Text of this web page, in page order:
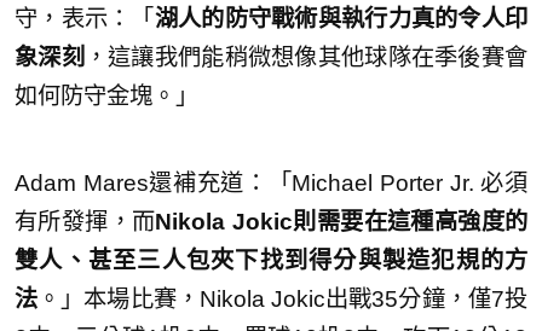
守，表示：「 湖人的防守戰術與執行力真的令人印
象深刻 ，這讓我們能稍微想像其他球隊在季後賽會
如何防守金塊。」
Adam Mares還補充道：「Michael Porter Jr. 必須
有所發揮，而Nikola Jokic則需要在這種高強度的
雙人、甚至三人包夾下找到得分與製造犯規的方
法 。」本場比賽，Nikola Jokic出戰35分鐘，僅7投